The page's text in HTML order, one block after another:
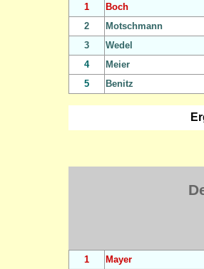
1
Boch
2
Motschmann
3
Wedel
4
Meier
5
Benitz
1
Mayer